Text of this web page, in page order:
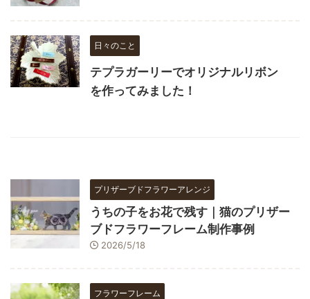
日々のこと
テプラガーリーでオリジナルリボン
を作ってみました！
プリザーブドフラワーアレンジ
うちの子をお花で残す｜猫のプリザー
ブドフラワーフレーム制作事例
2026/5/18
フラワーフレーム